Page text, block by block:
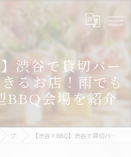
渋谷で貸切バー
るお店！雨でも
BBQ会場を紹介
ブログ 【渋谷×BBQ】渋谷で貸切バーベキューができるお店！雨でも安心の室内型BBQ会場を紹介